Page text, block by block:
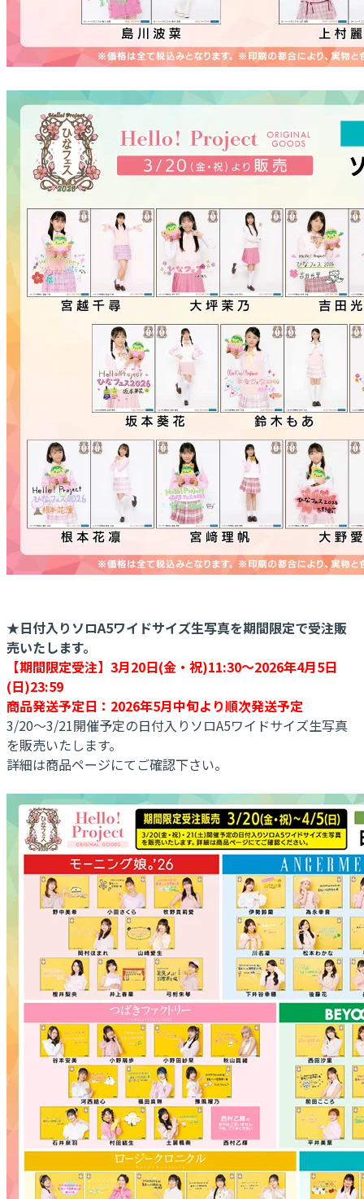
★日付入りソロA5ワイドサイズ生写真を期間限定で受注販
売いたします。
【期間限定受注】3月20日(金・祝)11:30～2026年4月5日
(日)23:59
商品発送予定日：2026年5月中旬より順次発送予定
3/20～3/21開催予定の日付入りソロA5ワイドサイズ生写真
を販売いたします。
詳細は商品ページにてご確認下さい。